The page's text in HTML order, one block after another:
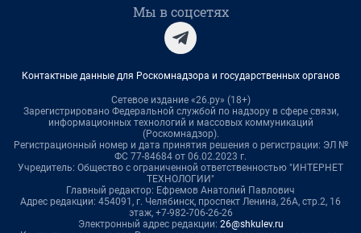
Мы в соцсетях
Контактные данные для Роскомнадзора и государственных органов
Сетевое издание «26.ру» (18+)
Зарегистрировано Федеральной службой по надзору в сфере связи,
информационных технологий и массовых коммуникаций
(Роскомнадзор).
Регистрационный номер и дата принятия решения о регистрации: ЭЛ №
ФС 77-84684 от 06.02.2023 г.
Учредитель: Общество с ограниченной ответственностью "ИНТЕРНЕТ
ТЕХНОЛОГИИ"
Главный редактор: Ефремов Анатолий Павлович
Адрес редакции: 454091, г. Челябинск, проспект Ленина, 26А, стр.2, 16
этаж, +7-982-706-26-26
Электронный адрес редакции: 26@shkulev.ru